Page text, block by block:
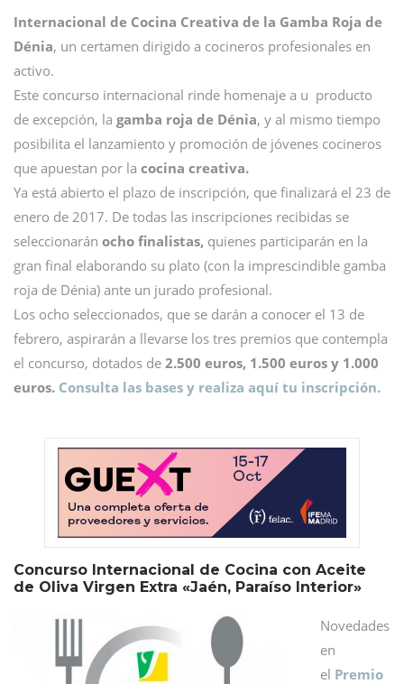
Internacional de Cocina Creativa de la Gamba Roja de
Dénia, un certamen dirigido a cocineros profesionales en
activo.
Este concurso internacional rinde homenaje a u producto
de excepción, la gamba roja de Dénia, y al mismo tiempo
posibilita el lanzamiento y promoción de jóvenes cocineros
que apuestan por la cocina creativa.
Ya está abierto el plazo de inscripción, que finalizará el 23 de
enero de 2017. De todas las inscripciones recibidas se
seleccionarán ocho finalistas, quienes participarán en la
gran final elaborando su plato (con la imprescindible gamba
roja de Dénia) ante un jurado profesional.
Los ocho seleccionados, que se darán a conocer el 13 de
febrero, aspirarán a llevarse los tres premios que contempla
el concurso, dotados de 2.500 euros, 1.500 euros y 1.000
euros. Consulta las bases y realiza aquí tu inscripción.
Concurso Internacional de Cocina con Aceite
de Oliva Virgen Extra «Jaén, Paraíso Interior»
Novedades
en
el Premio